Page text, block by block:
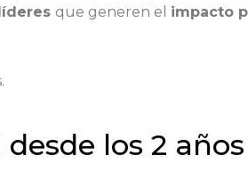
que generen el impacto
los 2 años